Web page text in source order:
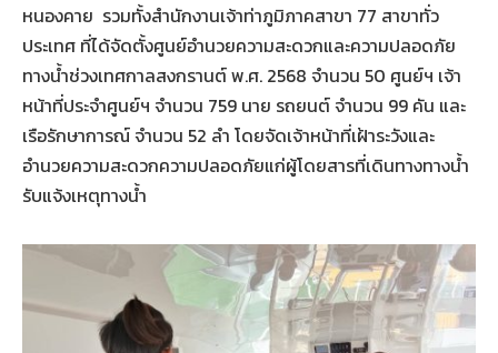
หนองคาย รวมทั้งสำนักงานเจ้าท่าภูมิภาคสาขา 77 สาขาทั่ว
ประเทศ ที่ได้จัดตั้งศูนย์อำนวยความสะดวกและความปลอดภัย
ทางน้ำช่วงเทศกาลสงกรานต์ พ.ศ. 2568 จำนวน 50 ศูนย์ฯ เจ้า
หน้าที่ประจำศูนย์ฯ จำนวน 759 นาย รถยนต์ จำนวน 99 คัน และ
เรือรักษาการณ์ จำนวน 52 ลำ โดยจัดเจ้าหน้าที่เฝ้าระวังและ
อำนวยความสะดวกความปลอดภัยแก่ผู้โดยสารที่เดินทางทางน้ำ
รับแจ้งเหตุทางน้ำ